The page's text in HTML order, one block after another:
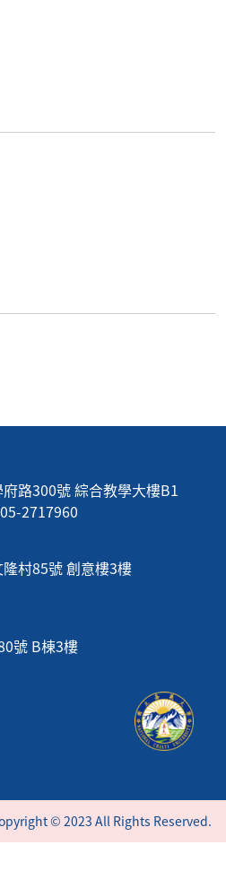
路300號 綜合教學大樓B1
2717960
村85號 創意樓3樓
號 B棟3樓
© 2023 All Rights Reserved.